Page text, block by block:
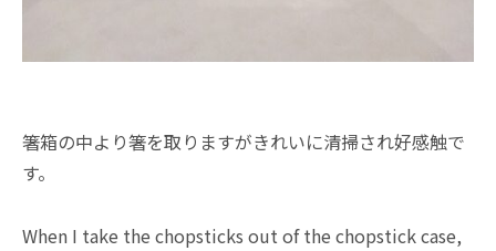
箸箱の中より箸を取りますがきれいに清掃され好感触で
す。
When I take the chopsticks out of the chopstick case,